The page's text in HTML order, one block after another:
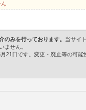
のみを行っております。 当サイ
ません。
21日です。変更・廃止等の可能